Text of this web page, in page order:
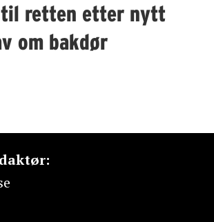
til retten etter nytt
om bakdør